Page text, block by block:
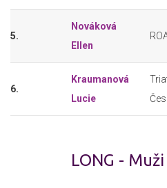
5.
Nováková
Ellen
6.
Kraumanová
Lucie
LONG -